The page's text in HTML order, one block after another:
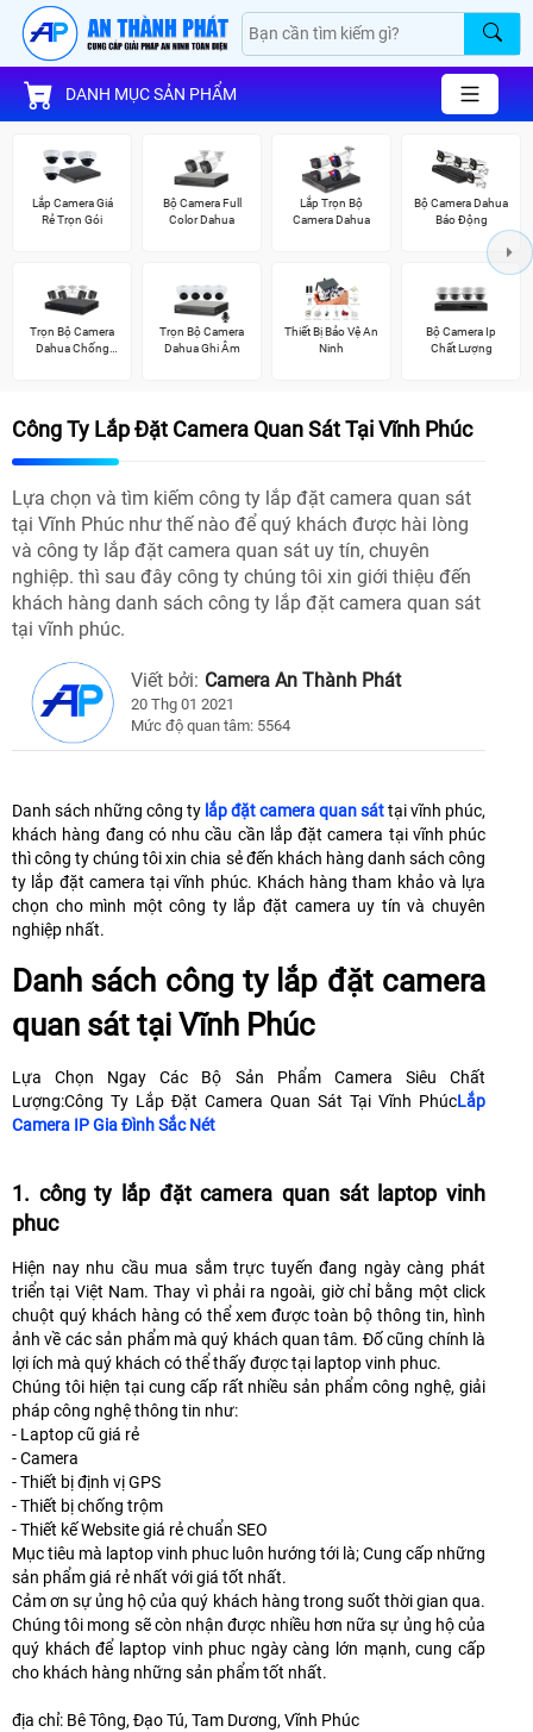
DANH MỤC SẢN PHẨM
Lắp Camera Giá
Rẻ Trọn Gói
Bộ Camera Full
Color Dahua
Lắp Trọn Bộ
Camera Dahua
Bộ Camera Dahua
Báo Động
Trọn Bộ Camera
Dahua Chống
Trọn Bộ Camera
Dahua Ghi Âm
Thiết Bị Bảo Vệ An
Ninh
Bộ Camera Ip
Chất Lượng
Công Ty Lắp Đặt Camera Quan Sát Tại Vĩnh Phúc
Lựa chọn và tìm kiếm công ty lắp đặt camera quan sát
tại Vĩnh Phúc như thế nào để quý khách được hài lòng
và công ty lắp đặt camera quan sát uy tín, chuyên
nghiệp. thì sau đây công ty chúng tôi xin giới thiệu đến
khách hàng danh sách công ty lắp đặt camera quan sát
tại vĩnh phúc.
Viết bởi: Camera An Thành Phát
20 Thg 01 2021
Mức độ quan tâm: 5564
Danh sách những công ty lắp đặt camera quan sáttại vĩnh phúc,
khách hàng đang có nhu cầu cần lắp đặt camera tại vĩnh phúc
thì công ty chúng tôi xin chia sẻ đến khách hàng danh sách công
ty lắp đặt camera tại vĩnh phúc. Khách hàng tham khảo và lựa
chọn cho mình một công ty lắp đặt camera uy tín và chuyên
nghiệp nhất.
Danh sách công ty lắp đặt camera
quan sát tại Vĩnh Phúc
Lựa Chọn Ngay Các Bộ Sản Phẩm Camera Siêu Chất
Lượng:Công Ty Lắp Đặt Camera Quan Sát Tại Vĩnh PhúcLắp
Camera IP Gia Đình Sắc Nét
1. công ty lắp đặt camera quan sát laptop vinh
phuc
Hiện nay nhu cầu mua sắm trực tuyến đang ngày càng phát
triển tại Việt Nam. Thay vì phải ra ngoài, giờ chỉ bằng một click
chuột quý khách hàng có thể xem được toàn bộ thông tin, hình
ảnh về các sản phẩm mà quý khách quan tâm. Đố cũng chính là
lợi ích mà quý khách có thể thấy được tại laptop vinh phuc.
Chúng tôi hiện tại cung cấp rất nhiều sản phẩm công nghệ, giải
pháp công nghệ thông tin như:
- Laptop cũ giá rẻ
- Camera
- Thiết bị định vị GPS
- Thiết bị chống trộm
- Thiết kế Website giá rẻ chuẩn SEO
Mục tiêu mà laptop vinh phuc luôn hướng tới là; Cung cấp những
sản phẩm giá rẻ nhất với giá tốt nhất.
Cảm ơn sự ủng hộ của quý khách hàng trong suốt thời gian qua.
Chúng tôi mong sẽ còn nhận được nhiều hơn nữa sự ủng hộ của
quý khách để laptop vinh phuc ngày càng lớn mạnh, cung cấp
cho khách hàng những sản phẩm tốt nhất.
địa chỉ: Bê Tông, Đạo Tú, Tam Dương, Vĩnh Phúc